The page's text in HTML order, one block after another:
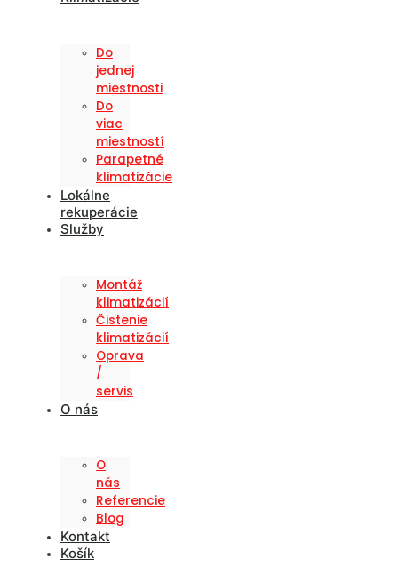
Do
jednej
miestnosti
Do
viac
miestností
Parapetné
klimatizácie
Lokálne
rekuperácie
Služby
Montáž
klimatizácií
Čistenie
klimatizácií
Oprava
/
servis
O nás
O
nás
Referencie
Blog
Kontakt
Košík